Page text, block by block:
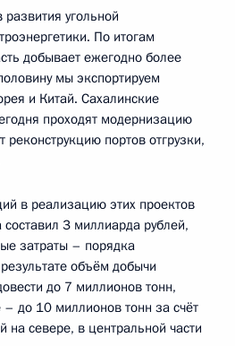
развития угольной
По итогам
добывает ежегодно более
мы экспортируем
и Китай. Сахалинские
проходят модернизацию
реконструкцию портов отгрузки,
в реализацию этих проектов
3 миллиарда рублей,
затраты – порядка
объём добычи
до 7 миллионов тонн,
до 10 миллионов тонн за счёт
на севере, в центральной части